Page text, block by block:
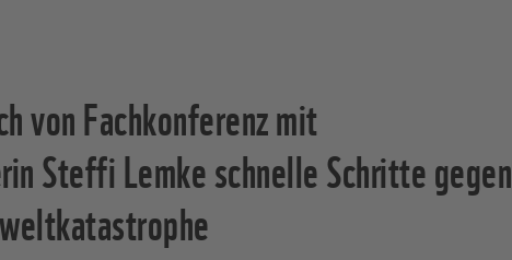
von Fachkonferenz mit
Steffi Lemke schnelle Schritte gegen